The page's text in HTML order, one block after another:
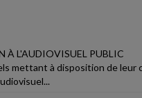
À L'AUDIOVISUEL PUBLIC
mettant à disposition de leur